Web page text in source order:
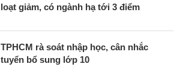
loạt giảm, có ngành hạ tới 3 điểm
TPHCM rà soát nhập học, cân nhắc
tuyển bổ sung lớp 10